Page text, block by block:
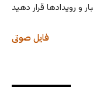
فایل صوتی